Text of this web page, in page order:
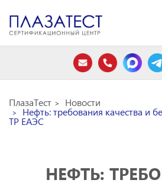
ПлазаТест Новости
Нефть: требования качества и
ТР ЕАЭС
НЕФТЬ: